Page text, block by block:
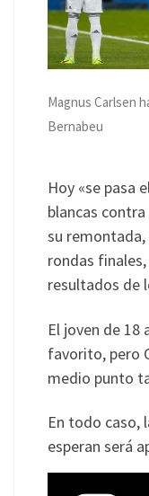
Magnus Carlsen
Bernabeu
Hoy «se pasa
blancas
su remontada,
rondas
resultados de
El joven de 18
favorito, pero
medio punto
En todo caso,
esperan será